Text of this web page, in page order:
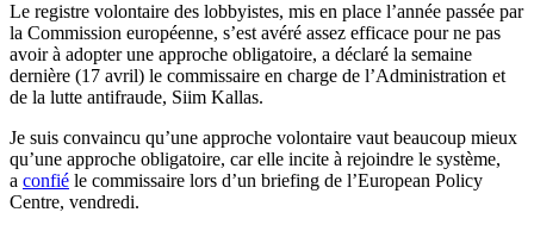
Le registre volontaire des lobbyistes, mis en place l’année passée par
la Commission européenne, s’est avéré assez efficace pour ne pas
avoir à adopter une approche obligatoire, a déclaré la semaine
dernière (17 avril) le commissaire en charge de l’Administration et
de la lutte antifraude, Siim Kallas.
Je suis convaincu qu’une approche volontaire vaut beaucoup mieux
qu’une approche obligatoire, car elle incite à rejoindre le système,
a confié le commissaire lors d’un briefing de l’European Policy
Centre, vendredi.